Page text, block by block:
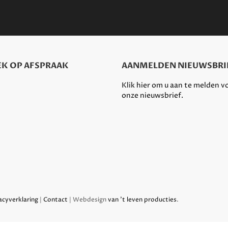
OP AFSPRAAK AANMELDEN
Klik hier om u aan te melden
onze nieuwsbrief.
| Contact | Webdesignvan 't leven producties.